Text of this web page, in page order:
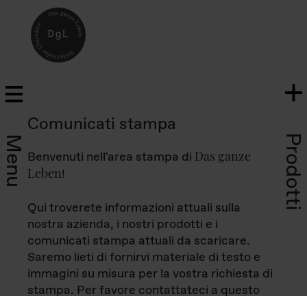
Menu Prodotti
Comunicati stampa
Benvenuti nell'area stampa di Das ganze
Leben!
Qui troverete informazioni attuali sulla
nostra azienda, i nostri prodotti e i
comunicati stampa attuali da scaricare.
Saremo lieti di fornirvi materiale di testo e
immagini su misura per la vostra richiesta di
stampa. Per favore contattateci a questo